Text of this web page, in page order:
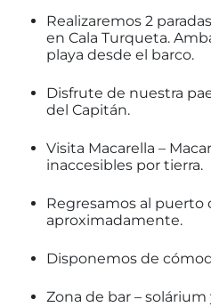
Realizaremos 2
en Cala Turqueta.
playa desde el barco.
Disfrute de nuestra
del Capitán.
Visita Macarella –
inaccesibles por tierra.
Regresamos al puerto
aproximadamente.
Disponemos de
Zona de bar –